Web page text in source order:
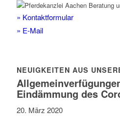
Beratung
» Kontaktformular
» E-Mail
NEUIGKEITEN AUS
Eindämmung des
20. März 2020